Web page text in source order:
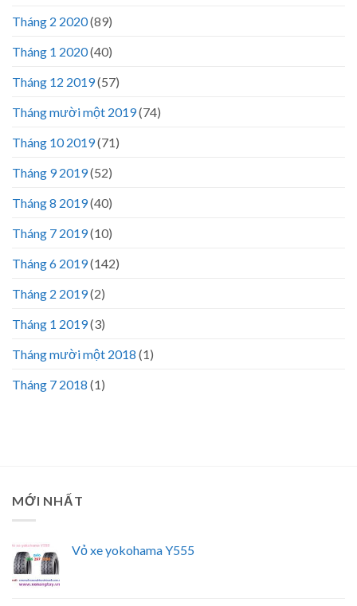
Tháng 2 2020(89)
Tháng 1 2020(40)
Tháng 12 2019(57)
Tháng mười một 2019(74)
Tháng 10 2019(71)
Tháng 9 2019(52)
Tháng 8 2019(40)
Tháng 7 2019(10)
Tháng 6 2019(142)
Tháng 2 2019(2)
Tháng 1 2019(3)
Tháng mười một 2018 (1)
Tháng 7 2018 (1)
MỚI NHẤT
Vỏ xe yokohama Y555